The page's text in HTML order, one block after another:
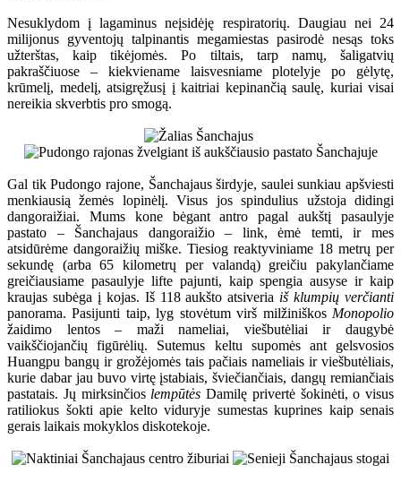
Nesuklydom į lagaminus neįsidėję respiratorių. Daugiau nei 24
milijonus gyventojų talpinantis megamiestas pasirodė nesąs toks
užterštas, kaip tikėjomės. Po tiltais, tarp namų, šaligatvių
pakraščiuose – kiekviename laisvesniame plotelyje po gėlytę,
krūmelį, medelį, atsigręžusį į kaitriai kepinančią saulę, kuriai visai
nereikia skverbtis pro smogą.
Gal tik Pudongo rajone, Šanchajaus širdyje, saulei sunkiau apšviesti
menkiausią žemės lopinėlį. Visus jos spindulius užstoja didingi
dangoraižiai. Mums kone bėgant antro pagal aukštį pasaulyje
pastato – Šanchajaus dangoraižio – link, ėmė temti, ir mes
atsidūrėme dangoraižių miške. Tiesiog reaktyviniame 18 metrų per
sekundę (arba 65 kilometrų per valandą) greičiu pakylančiame
greičiausiame pasaulyje lifte pajunti, kaip spengia ausyse ir kaip
kraujas subėga į kojas. Iš 118 aukšto atsiveria iš klumpių verčianti
panorama. Pasijunti taip, lyg stovėtum virš milžiniškos Monopolio
žaidimo lentos – maži nameliai, viešbutėliai ir daugybė
vaikščiojančių figūrėlių. Sutemus keltu supomės ant gelsvosios
Huangpu bangų ir grožėjomės tais pačiais nameliais ir viešbutėliais,
kurie dabar jau buvo virtę įstabiais, šviečiančiais, dangų remiančiais
pastatais. Jų mirksinčios lempūtės Damilę privertė šokinėti, o visus
ratiliokus šokti apie kelto viduryje sumestas kuprines kaip senais
gerais laikais mokyklos diskotekoje.